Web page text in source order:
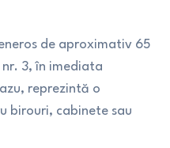
de aproximativ 65
3, în imediata
reprezintă o
birouri, cabinete sau